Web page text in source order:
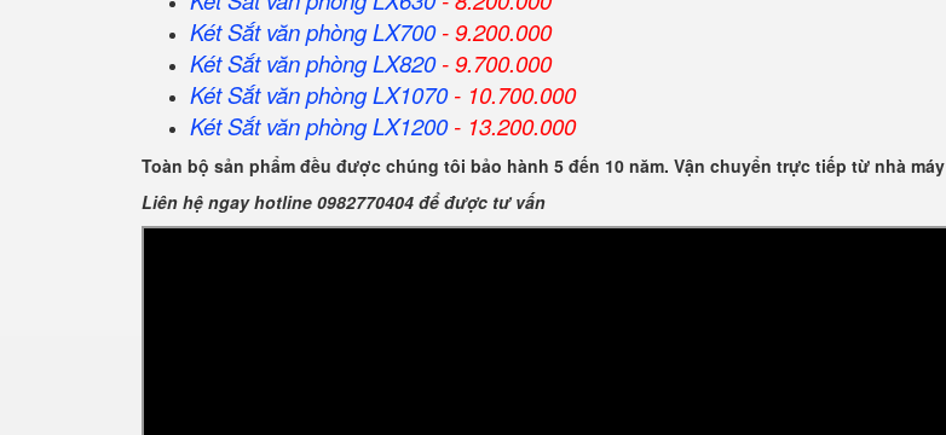
Két Sắtvăn phòngLX700- 9.200.000
Két Sắtvăn phòngLX820- 9.700.000
Két Sắtvăn phòngLX1070- 10.700.000
Két Sắtvăn phòngLX1200- 13.200.000
Toàn bộ sản phẩm đều được chúng tôi bảo hành 5 đến 10 năm. Vận chuyển trực tiếp từ nhà máy
Liên hệ ngay hotline 0982770404 để được tư vấn